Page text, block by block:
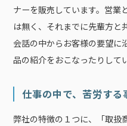
ナーを販売しています。営業
は無く、それまでに先輩方と
会話の中からお客様の要望に
品の紹介をおこなったりして
仕事の中で、苦労する
弊社の特徴の１つに、「取扱